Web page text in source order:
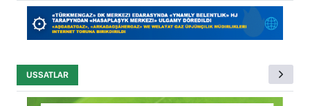
USSATLAR